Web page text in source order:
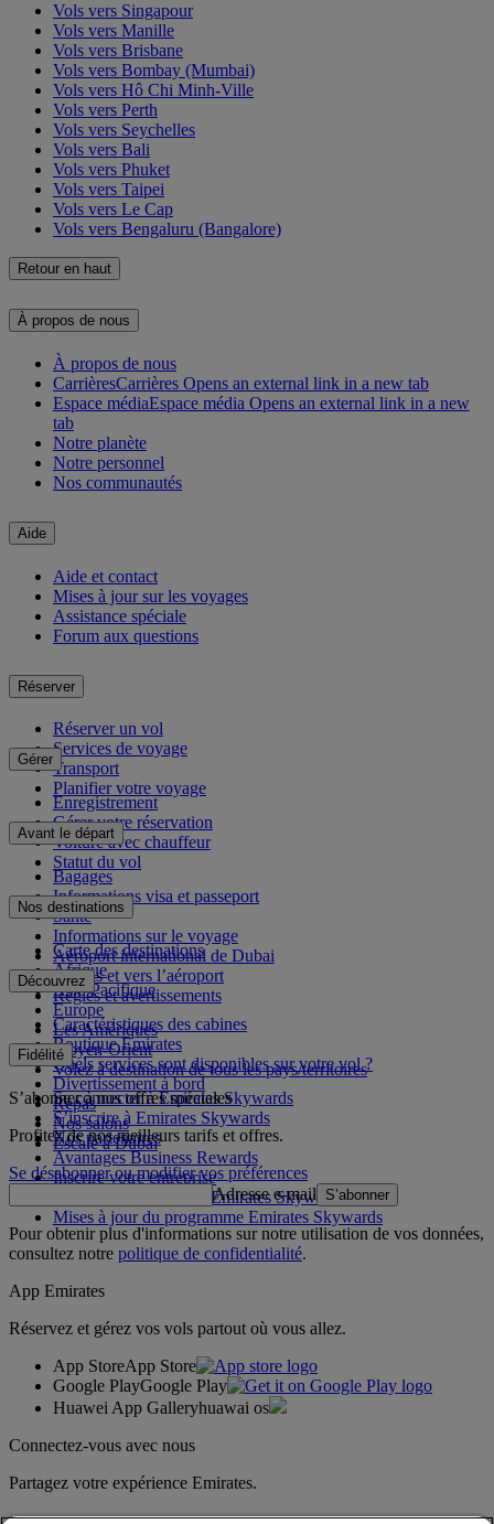
Vols vers Singapour
Vols vers Manille
Vols vers Brisbane
Vols vers Bombay (Mumbai)
Vols vers Hô Chi Minh-Ville
Vols vers Perth
Vols vers Seychelles
Vols vers Bali
Vols vers Phuket
Vols vers Taipei
Vols vers Le Cap
Vols vers Bengaluru (Bangalore)
Retour en haut
À propos de nous
À propos de nous
CarrièresCarrières Opens an external link in a new tab
Espace médiaEspace média Opens an external link in a new
tab
Notre planète
Notre personnel
Nos communautés
Aide
Aide et contact
Mises à jour sur les voyages
Assistance spéciale
Forum aux questions
Réserver
Réserver un vol
Services de voyage
Transport
Planifier votre voyage
Gérer
Enregistrement
Gérer votre réservation
Voiture avec chauffeur
Statut du vol
Avant le départ
Bagages
Informations visa et passeport
Santé
Informations sur le voyage
Aéroport international de Dubai
Depuis et vers l’aéroport
Règles et avertissements
Nos destinations
Carte des destinations
Afrique
Asie-Pacifique
Europe
Les Amériques
Moyen-Orient
Volez à destination de tous les pays/territoires
Découvrez
Caractéristiques des cabines
Boutique Emirates
Quels services sont disponibles sur votre vol ?
Divertissement à bord
Repas
Nos salons
Escale à Dubai
Fidélité
Se connecter à Emirates Skywards
S’inscrire à Emirates Skywards
Nos partenaires
Avantages Business Rewards
Inscrire votre entreprise
Règles du programme Emirates Skywards
Mises à jour du programme Emirates Skywards
S’abonner à nos offres spéciales
Profitez de nos meilleurs tarifs et offres.
Se désabonner ou modifier vos préférences
Adresse e-mail S’abonner
Pour obtenir plus d'informations sur notre utilisation de vos données,
consultez notre politique de confidentialité.
App Emirates
Réservez et gérez vos vols partout où vous allez.
App StoreApp Store
Google PlayGoogle Play
Huawei App Galleryhuawai os
Connectez-vous avec nous
Partagez votre expérience Emirates.